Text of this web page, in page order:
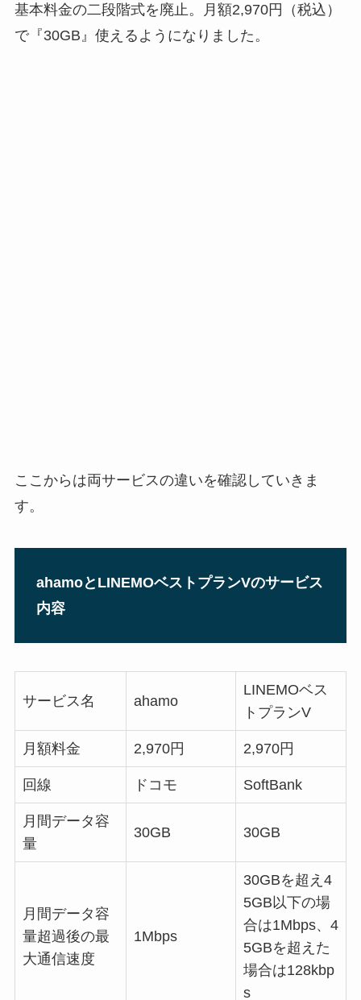
基本料金の二段階式を廃止。月額2,970円（税込）
で『30GB』使えるようになりました。
ここからは両サービスの違いを確認していきま
す。
ahamoとLINEMOベストプランVのサービス
内容
サービス名 ahamo
LINEMOベス
トプランV
月額料金 2,970円 2,970円
回線 ドコモ SoftBank
月間データ容
量
30GB 30GB
月間データ容
量超過後の最
大通信速度
1Mbps
30GBを超え4
5GB以下の場
合は1Mbps、4
5GBを超えた
場合は128kbp
s